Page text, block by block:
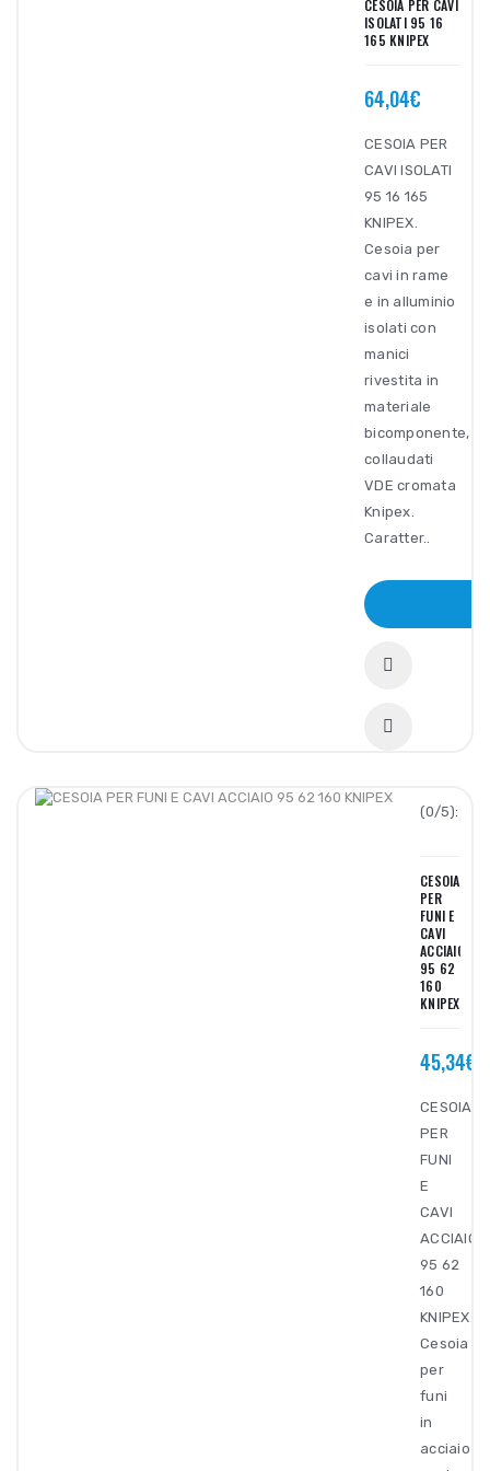
CESOIA PER CAVI
ISOLATI 95 16
165 KNIPEX
64,04€
CESOIA PER
CAVI ISOLATI
95 16 165
KNIPEX.
Cesoia per
cavi in rame
e in alluminio
isolati con
manici
rivestita in
materiale
bicomponente,
collaudati
VDE cromata
Knipex.
Caratter..
(0/5):
CESOIA
PER
FUNI E
CAVI
ACCIAIO
95 62
160
KNIPEX
45,34€
CESOIA
PER
FUNI
E
CAVI
ACCIAIO
95 62
160
KNIPEX.
Cesoia
per
funi
in
acciaio